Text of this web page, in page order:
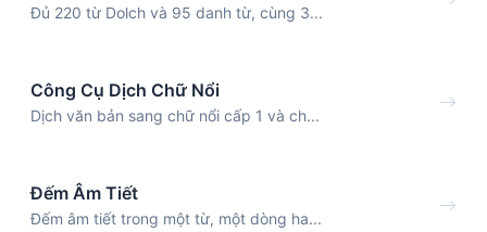
Đủ 220 từ Dolch và 95 danh từ, cùng 3...
Công Cụ Dịch Chữ Nổi
Dịch văn bản sang chữ nổi cấp 1 và ch...
Đếm Âm Tiết
Đếm âm tiết trong một từ, một dòng ha...